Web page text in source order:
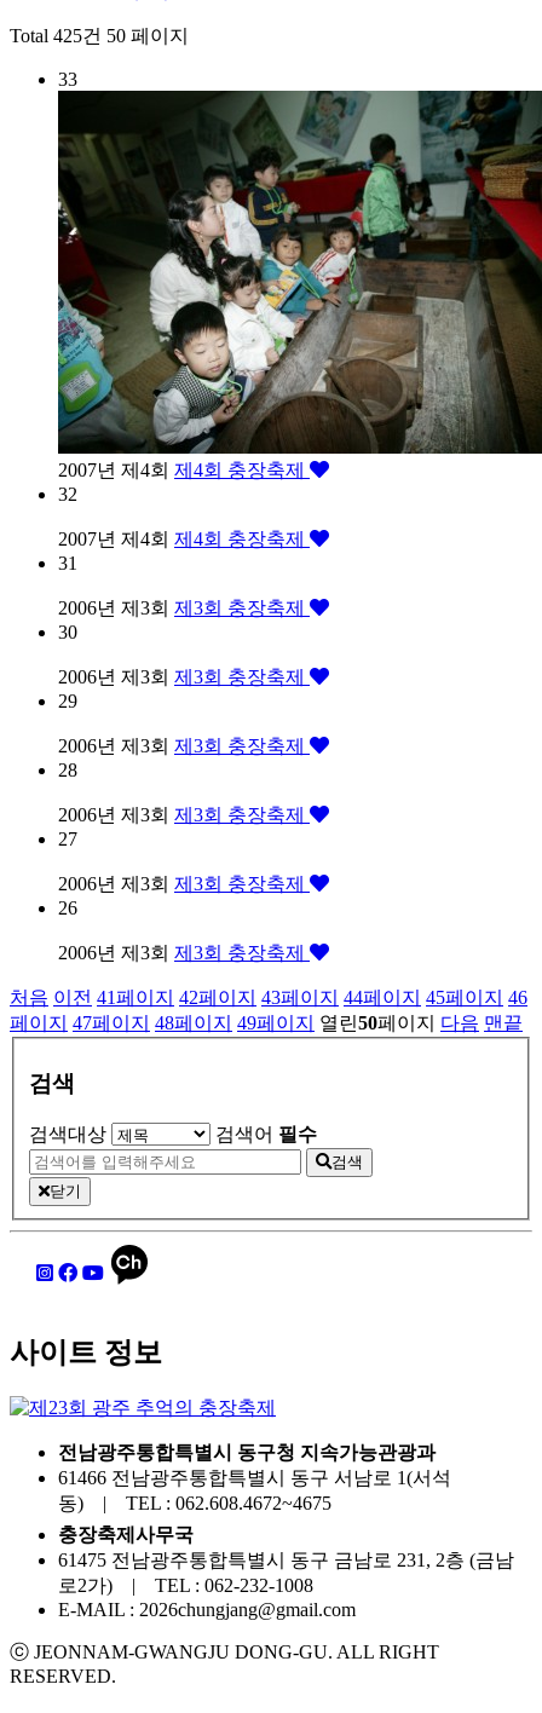
Total 425건 50 페이지
33
2007년 제4회 제4회 충장축제
32
2007년 제4회 제4회 충장축제
31
2006년 제3회 제3회 충장축제
30
2006년 제3회 제3회 충장축제
29
2006년 제3회 제3회 충장축제
28
2006년 제3회 제3회 충장축제
27
2006년 제3회 제3회 충장축제
26
2006년 제3회 제3회 충장축제
처음 이전 41페이지 42페이지 43페이지 44페이지 45페이지 46
페이지 47페이지 48페이지 49페이지 열린50페이지 다음 맨끝
검색
검색대상 검색어 필수
검색
닫기
사이트 정보
전남광주통합특별시 동구청 지속가능관광과
61466 전남광주통합특별시 동구 서남로 1(서석
동) | TEL : 062.608.4672~4675
충장축제사무국
61475 전남광주통합특별시 동구 금남로 231, 2층 (금남
로2가) | TEL : 062-232-1008
E-MAIL : 2026chungjang@gmail.com
ⓒ JEONNAM-GWANGJU DONG-GU. ALL RIGHT
RESERVED.